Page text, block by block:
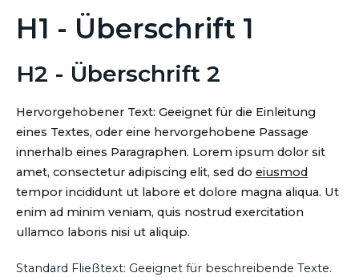
H1 - Überschrift 1
H2 - Überschrift 2
Hervorgehobener Text: Geeignet für die Einleitung
eines Textes, oder eine hervorgehobene Passage
innerhalb eines Paragraphen. Lorem ipsum dolor sit
amet, consectetur adipiscing elit, sed do eiusmod
tempor incididunt ut labore et dolore magna aliqua. Ut
enim ad minim veniam, quis nostrud exercitation
ullamco laboris nisi ut aliquip.
Standard Fließtext: Geeignet für beschreibende Texte.